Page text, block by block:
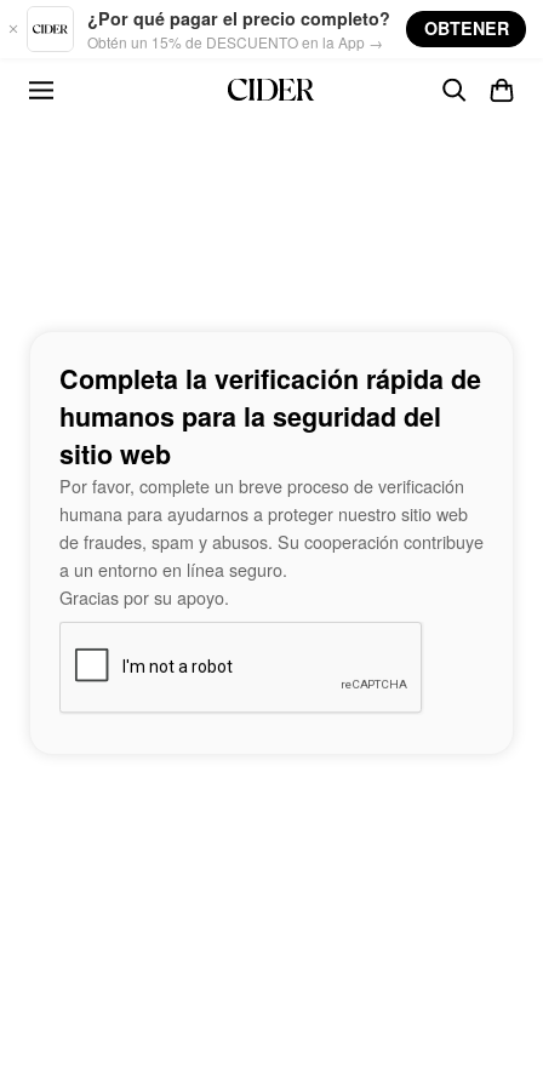
Skip to main content
¿Por qué pagar el precio completo?
Obtén un 15% de DESCUENTO en la App →
OBTENER
Completa la verificación rápida de
humanos para la seguridad del
sitio web
Por favor, complete un breve proceso de verificación
humana para ayudarnos a proteger nuestro sitio web
de fraudes, spam y abusos. Su cooperación contribuye
a un entorno en línea seguro.
Gracias por su apoyo.